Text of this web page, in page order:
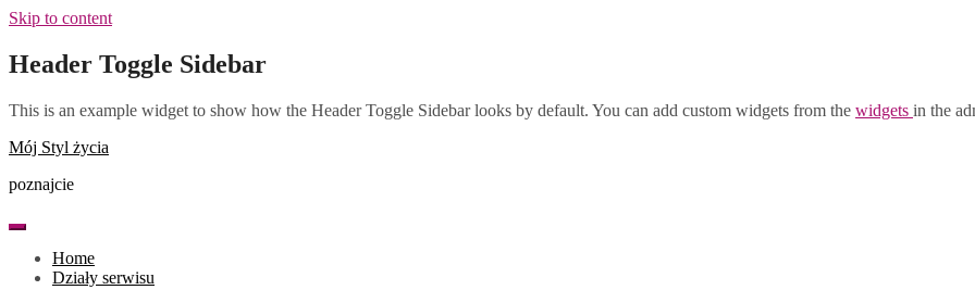
Skip to content
Header Toggle Sidebar
This is an example widget to show how the Header Toggle Sidebar looks by default. You can add custom widgets from the widgets in the
Mój Styl życia
poznajcie
Home
Działy serwisu